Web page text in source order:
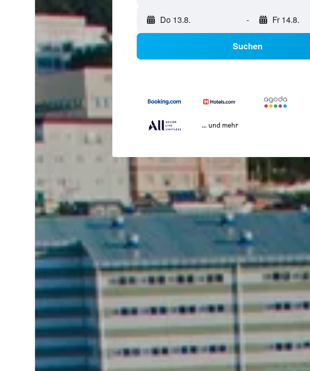
Do 13.8. - Fr 14.8.
Suchen
… und mehr